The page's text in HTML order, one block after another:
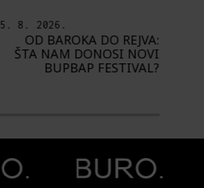
5. 8. 2026.
PEDJA TE8 ETNOGRAFSKE
MOTIVE NAŠEG
PROSTORA PRESLIKAO NA